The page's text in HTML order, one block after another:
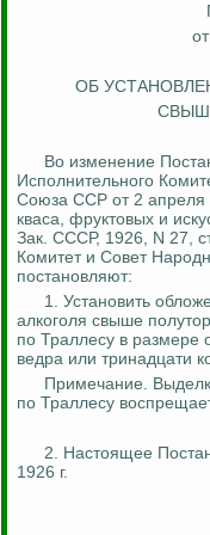
ОБ
Во изменение
Исполнительного
Союза ССР от 2 апреля
кваса, фруктовых и
Зак. СССР, 1926, N 27,
Комитет и Совет
постановляют:
1. Установить
алкоголя свыше
по Траллесу в размере
ведра или тринадцати
Примечание.
по Траллесу
2. Настоящее
1926 г.